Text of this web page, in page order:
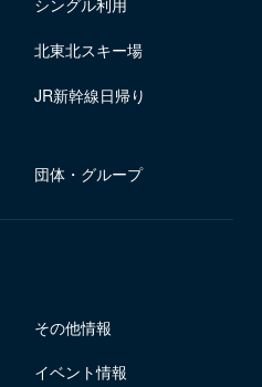
シングル利用
北東北スキー場
JR新幹線日帰り
団体・グループ
その他情報
イベント情報